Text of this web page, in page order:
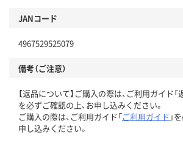
JANコード
4967529525079
備考（ご注意）
【返品について】ご購入の際は、ご利用ガイド「
を必ずご確認の上、お申し込みください。
ご購入の際は、ご利用ガイド「ご利用ガイド 」
申し込みください。